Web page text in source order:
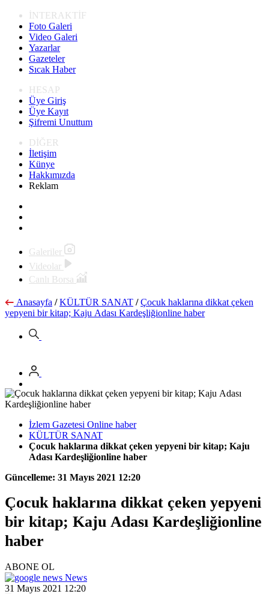
İNTERAKTİF
Foto Galeri
Video Galeri
Yazarlar
Gazeteler
Sıcak Haber
HESAP
Üye Giriş
Üye Kayıt
Şifremi Unuttum
DİĞER
İletişim
Künye
Hakkımızda
Reklam
Galeriler
Videolar
Canlı Borsa
Anasayfa / KÜLTÜR SANAT / Çocuk haklarına dikkat çeken
yepyeni bir kitap; Kaju Adası Kardeşliğionline haber
İzlem Gazetesi Online haber
KÜLTÜR SANAT
Çocuk haklarına dikkat çeken yepyeni bir kitap; Kaju
Adası Kardeşliğionline haber
Güncelleme: 31 Mayıs 2021 12:20
Çocuk haklarına dikkat çeken yepyeni
bir kitap; Kaju Adası Kardeşliğionline
haber
ABONE OL
News
31 Mayıs 2021 12:20